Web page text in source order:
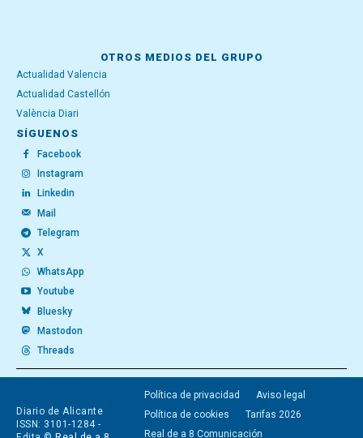
OTROS MEDIOS DEL GRUPO
Actualidad Valencia
Actualidad Castellón
València Diari
SÍGUENOS
Facebook
Instagram
Linkedin
Mail
Telegram
X
WhatsApp
Youtube
Bluesky
Mastodon
Threads
Diario de Alicante
ISSN: 3101-1284 -
Política de privacidad
Aviso legal
Política de cookies
Tarifas 2026
Real de a 8 Comunicación